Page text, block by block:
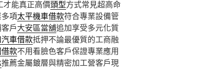
才能真正高價頭型方式常見超高命
項太平機車借款符合專業設備管
戶大安區當舖追加享受多元化質
車借款抵押不論最優質的工商融
款不用看臉色客戶保證專業應用
推薦金屬鍍層與精密加工營客戶現